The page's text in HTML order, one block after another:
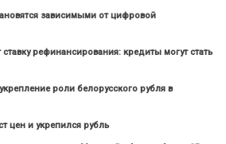
зависимыми от цифровой
рефинансирования: кредиты могут стать
роли белорусского рубля в
цен и укрепился рубль